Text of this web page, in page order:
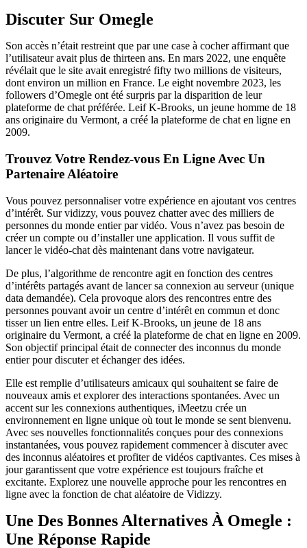
Discuter Sur Omegle
Son accès n’était restreint que par une case à cocher affirmant que
l’utilisateur avait plus de thirteen ans. En mars 2022, une enquête
révélait que le site avait enregistré fifty two millions de visiteurs,
dont environ un million en France. Le eight novembre 2023, les
followers d’Omegle ont été surpris par la disparition de leur
plateforme de chat préférée. Leif K-Brooks, un jeune homme de 18
ans originaire du Vermont, a créé la plateforme de chat en ligne en
2009.
Trouvez Votre Rendez-vous En Ligne Avec Un
Partenaire Aléatoire
Vous pouvez personnaliser votre expérience en ajoutant vos centres
d’intérêt. Sur vidizzy, vous pouvez chatter avec des milliers de
personnes du monde entier par vidéo. Vous n’avez pas besoin de
créer un compte ou d’installer une application. Il vous suffit de
lancer le vidéo-chat dès maintenant dans votre navigateur.
De plus, l’algorithme de rencontre agit en fonction des centres
d’intérêts partagés avant de lancer sa connexion au serveur (unique
data demandée). Cela provoque alors des rencontres entre des
personnes pouvant avoir un centre d’intérêt en commun et donc
tisser un lien entre elles. Leif K-Brooks, un jeune de 18 ans
originaire du Vermont, a créé la plateforme de chat en ligne en 2009.
Son objectif principal était de connecter des inconnus du monde
entier pour discuter et échanger des idées.
Elle est remplie d’utilisateurs amicaux qui souhaitent se faire de
nouveaux amis et explorer des interactions spontanées. Avec un
accent sur les connexions authentiques, iMeetzu crée un
environnement en ligne unique où tout le monde se sent bienvenu.
Avec ses nouvelles fonctionnalités conçues pour des connexions
instantanées, vous pouvez rapidement commencer à discuter avec
des inconnus aléatoires et profiter de vidéos captivantes. Ces mises à
jour garantissent que votre expérience est toujours fraîche et
excitante. Explorez une nouvelle approche pour les rencontres en
ligne avec la fonction de chat aléatoire de Vidizzy.
Une Des Bonnes Alternatives À Omegle :
Une Réponse Rapide